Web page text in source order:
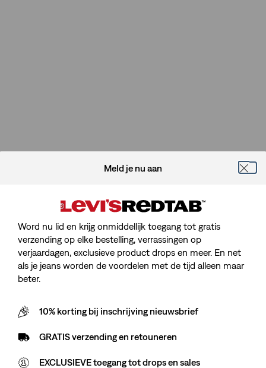
Meld je nu aan
Word nu lid en krijg onmiddellijk toegang tot gratis
verzending op elke bestelling, verrassingen op
verjaardagen, exclusieve product drops en meer. En net
als je jeans worden de voordelen met de tijd alleen maar
beter.
10% korting bij inschrijving nieuwsbrief
GRATIS verzending en retouneren
EXCLUSIEVE toegang tot drops en sales